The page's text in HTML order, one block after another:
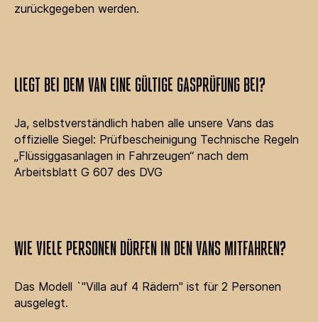
zurückgegeben werden.
LIEGT BEI DEM VAN EINE GÜLTIGE GASPRÜFUNG BEI?
Ja, selbstverständlich haben alle unsere Vans das
offizielle Siegel: Prüfbescheinigung Technische Regeln
„Flüssiggasanlagen in Fahrzeugen“ nach dem
Arbeitsblatt G 607 des DVG
WIE VIELE PERSONEN DÜRFEN IN DEN VANS MITFAHREN?
Das Modell `"Villa auf 4 Rädern" ist für 2 Personen
ausgelegt.